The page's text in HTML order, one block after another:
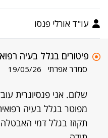
עו"ד אורלי פנסו
פיטורים בגלל בעיה
סמדר אפרתי 19/05/26
שלום. אני פנסיונרית
מפוטר בגלל בעיה
תקוזז בגלל דמי